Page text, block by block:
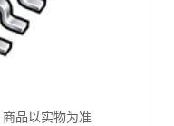
品以实物为准